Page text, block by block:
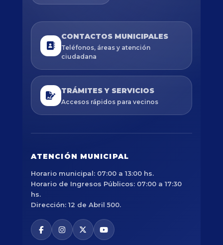
CONTACTOS MUNICIPALES
Teléfonos, áreas y atención
ciudadana
TRÁMITES Y SERVICIOS
Accesos rápidos para vecinos
ATENCIÓN MUNICIPAL
Horario municipal: 07:00 a 13:00 hs.
Horario de Ingresos Públicos: 07:00 a 17:30
hs.
Dirección: 12 de Abril 500.